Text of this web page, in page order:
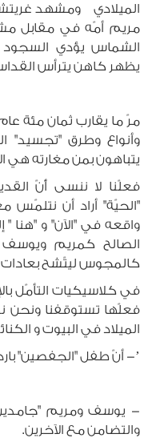
الميلادي ومشهد
مريم أمّه في مقابل
الشماس يؤدي السجود
يظهر كاهن يترأس
مرّ ما يقارب ثمان مئة
وأنواع وطرق "تجسيد"
يتباهون بمن مغارته هي
فعلّنا لا ننسى أّنّ
"الحيّة" أراد أن نتلمّس
واقعه في "الآن" و "هنا "
الصالح كمريم ويوسف
كالمجوس ليتّشح بعادات
في كلاسيكيات التأمّل
فعلّها تستوقفنا ونحن
الميلاد في البيوت و
’- أنّ طفل "الجفصين"
- يوسف ومريم
والتضامن مع الآخرين.